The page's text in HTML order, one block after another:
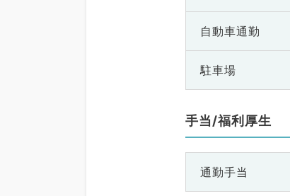
自動車通勤
駐車場
手当/福利厚生
通勤手当